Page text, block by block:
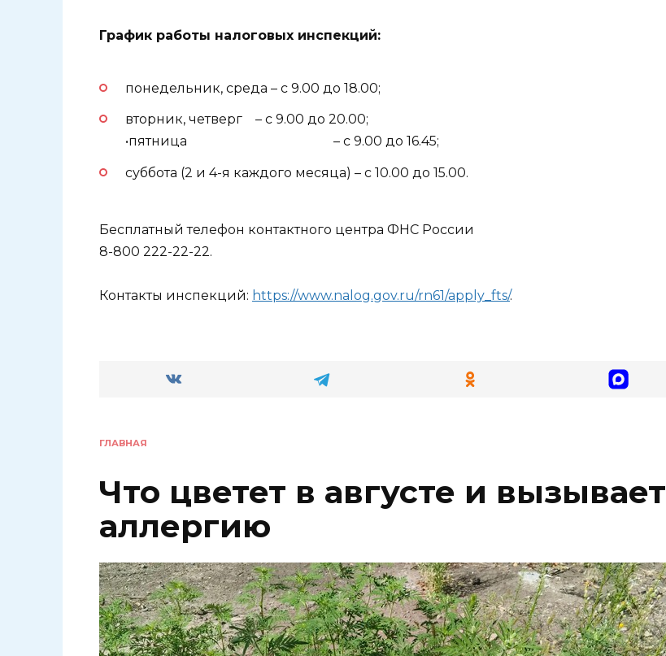
График работы налоговых инспекций:
понедельник, среда – с 9.00 до 18.00;
вторник, четверг – с 9.00 до 20.00;
•пятница – с 9.00 до 16.45;
суббота (2 и 4-я каждого месяца) – с 10.00 до 15.00.
Бесплатный телефон контактного центра ФНС России
8-800 222-22-22.
Контакты инспекций: https://www.nalog.gov.ru/rn61/apply_fts/.
ГЛАВНАЯ
Что цветет в августе и вызывает
аллергию